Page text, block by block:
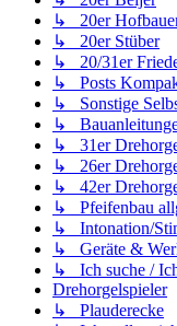
↳ 20er
↳ 20er Stüber
↳ 20/31er
↳ Posts
↳ Sonstige
↳
↳ 31er
↳ 26er
↳ 42er
↳ Pfeifenbau
↳ Intonation/
↳ Geräte &
↳ Ich suche /
Drehorgelspieler
↳ Plauderecke